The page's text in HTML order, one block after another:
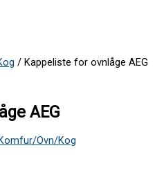
/ Kappeliste for ovnlåge AEG
AEG
Ovn/Kog